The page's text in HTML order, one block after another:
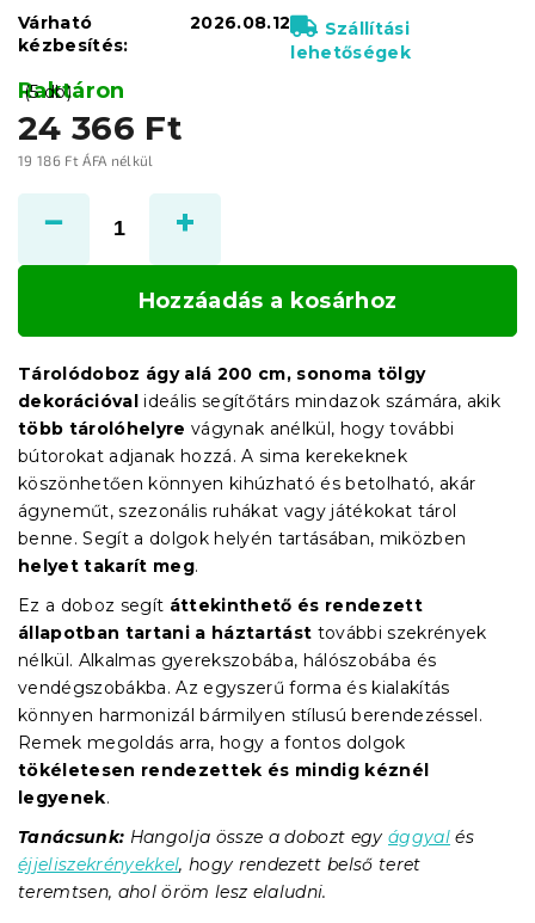
24 366 Ft
19 186 Ft ÁFA nélkül
Raktáron
(5 db)
Várható
kézbesítés:
2026.08.12
Szállítási
lehetőségek
Hozzáadás a kosárhoz
Tárolódoboz ágy alá 200 cm, sonoma tölgy
dekorációval ideális segítőtárs mindazok számára, akik
több tárolóhelyre vágynak anélkül, hogy további
bútorokat adjanak hozzá. A sima kerekeknek
köszönhetően könnyen kihúzható és betolható, akár
ágyneműt, szezonális ruhákat vagy játékokat tárol
benne. Segít a dolgok helyén tartásában, miközben
helyet takarít meg.
Ez a doboz segít áttekinthető és rendezett
állapotban tartani a háztartást további szekrények
nélkül. Alkalmas gyerekszobába, hálószobába és
vendégszobákba. Az egyszerű forma és kialakítás
könnyen harmonizál bármilyen stílusú berendezéssel.
Remek megoldás arra, hogy a fontos dolgok
tökéletesen rendezettek és mindig kéznél
legyenek.
Tanácsunk: Hangolja össze a dobozt egyággyal és
éjjeliszekrényekkel, hogy rendezett belső teret
teremtsen, ahol öröm lesz elaludni.